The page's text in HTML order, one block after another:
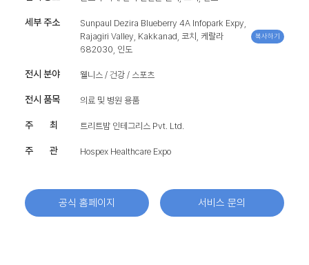
세부 주소
Sunpaul Dezira Blueberry 4A Infopark Expy,
Rajagiri Valley, Kakkanad, 코치, 케랄라
682030, 인도
복사하기
전시 분야 웰니스 / 건강 / 스포츠
전시 품목 의료 및 병원 용품
주 최 트리트밤 인테그리스 Pvt. Ltd.
주 관 Hospex Healthcare Expo
공식 홈페이지 서비스 문의